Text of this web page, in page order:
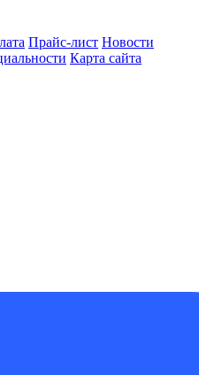
Прайс-лист Новости
Карта сайта